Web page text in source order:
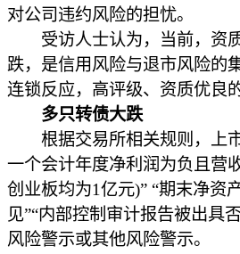
对公司违约风险的担忧。
受访人士认为，当前，资质
跌，是信用风险与退市风险的
连锁反应，高评级、资质优良
多只转债大跌
根据交易所相关规则，上市
一个会计年度净利润为负且营
创业板均为1亿元)” “期末净资
见”“内部控制审计报告被出具
风险警示或其他风险警示。